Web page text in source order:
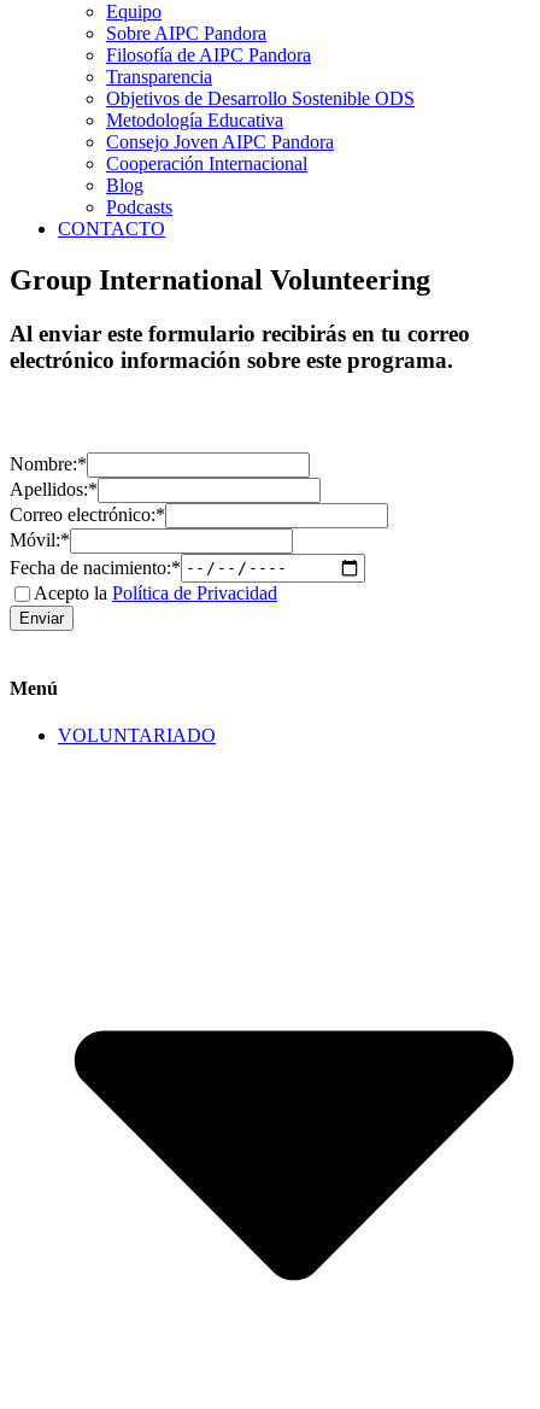
Equipo
Sobre AIPC Pandora
Filosofía de AIPC Pandora
Transparencia
Objetivos de Desarrollo Sostenible ODS
Metodología Educativa
Consejo Joven AIPC Pandora
Cooperación Internacional
Blog
Podcasts
CONTACTO
Group International Volunteering
Al enviar este formulario recibirás en tu correo
electrónico información sobre este programa.
Nombre:*
Apellidos:*
Correo electrónico:*
Móvil:*
Fecha de nacimiento:*
Acepto la Política de Privacidad
Menú
VOLUNTARIADO